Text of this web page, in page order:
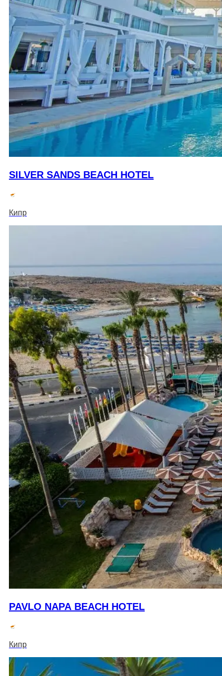
SILVER SANDS BEACH HOTEL
Кипр
PAVLO NAPA BEACH HOTEL
Кипр